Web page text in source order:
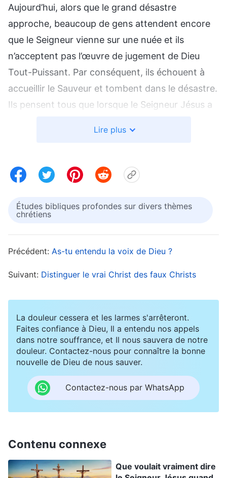
Aujourd’hui, alors que le grand désastre
approche, beaucoup de gens attendent encore
que le Seigneur vienne sur une nuée et ils
n’acceptent pas l’œuvre de jugement de Dieu
Tout-Puissant. Par conséquent, ils échouent à
accueillir le Sauveur et tombent dans le désastre.
Ils pensent tous que lorsque le Seigneur Jésus a
l’humanité a été terminée et qu’il n’y en aurait pas
Dieu pour sauver l’humanité est-elle vraiment
aussi simple que les gens l’imaginent ? Dans les
derniers jours, Dieu Tout-Puissant a révélé le
mystère de l’œuvre de Dieu pour sauver
l’humanité. Nous avons tous vu que, après que
Satan a corrompu l’humanité, Dieu a commencé
D’abord, Il a accompli l’œuvre de l’ère de la Loi
sous le nom de l’Éternel, puis Il est venu incarné
en tant que le Seigneur Jésus et a accompli
l’œuvre de la rédemption à l’ère de la Grâce, et,
dans les derniers jours, Dieu S’est incarné de
nouveau pour accomplir l’œuvre du jugement à
l’ère du Règne sous le nom de Dieu Tout-
Puissant. Ces trois étapes d’œuvre constituent le
plan de gestion complet de Dieu pour sauver
Jésus et Dieu Tout-Puissant sont différents, et
que les œuvres qu’Ils ont accomplies à chaque
Lire plus
Études bibliques profondes sur divers thèmes
chrétiens
Précédent: As-tu entendu la voix de Dieu ?
Suivant: Distinguer le vrai Christ des faux Christs
La douleur cessera et les larmes s'arrêteront.
Faites confiance à Dieu, Il a entendu nos appels
dans notre souffrance, et Il nous sauvera de notre
douleur. Contactez-nous pour connaître la bonne
nouvelle de Dieu de nous sauver.
Contactez-nous par WhatsApp
Contenu connexe
Que voulait vraiment dire